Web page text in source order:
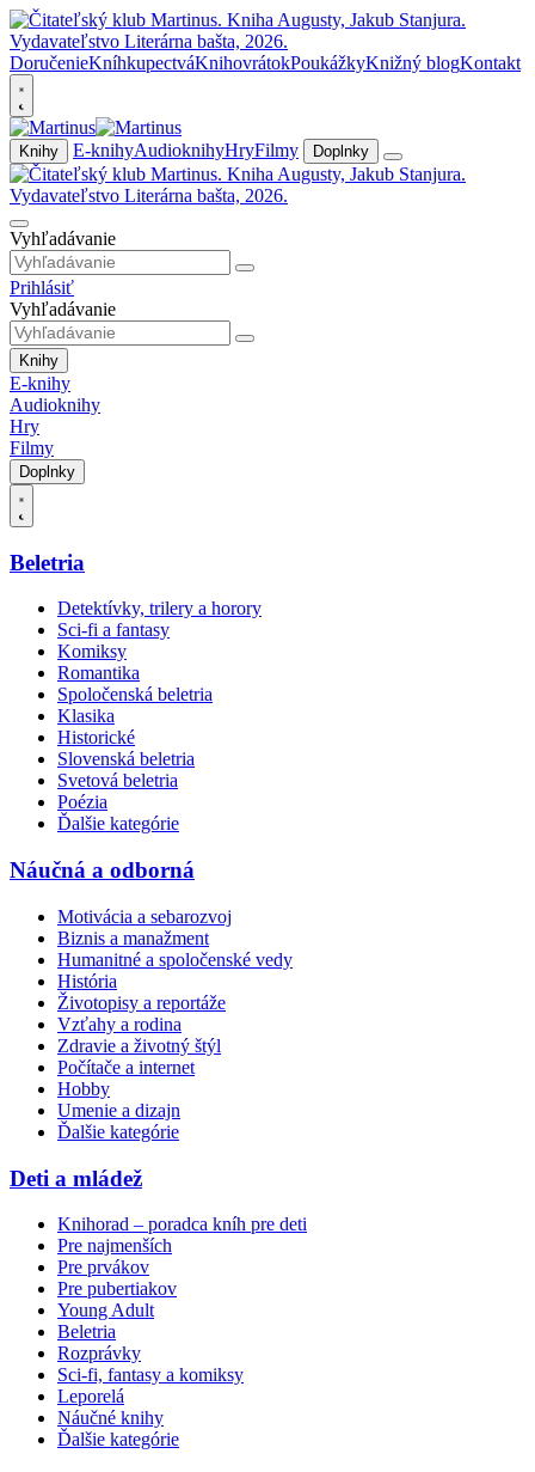
DoručenieKníhkupectváKnihovrátokPoukážkyKnižný blogKontakt
Knihy E-knihyAudioknihyHryFilmy Doplnky
Vyhľadávanie
Prihlásiť
Vyhľadávanie
Knihy
E-knihy
Audioknihy
Hry
Filmy
Doplnky
Beletria
Detektívky, trilery a horory
Sci-fi a fantasy
Komiksy
Romantika
Spoločenská beletria
Klasika
Historické
Slovenská beletria
Svetová beletria
Poézia
Ďalšie kategórie
Náučná a odborná
Motivácia a sebarozvoj
Biznis a manažment
Humanitné a spoločenské vedy
História
Životopisy a reportáže
Vzťahy a rodina
Zdravie a životný štýl
Počítače a internet
Hobby
Umenie a dizajn
Ďalšie kategórie
Deti a mládež
Knihorad – poradca kníh pre deti
Pre najmenších
Pre prvákov
Pre pubertiakov
Young Adult
Beletria
Rozprávky
Sci-fi, fantasy a komiksy
Leporelá
Náučné knihy
Ďalšie kategórie